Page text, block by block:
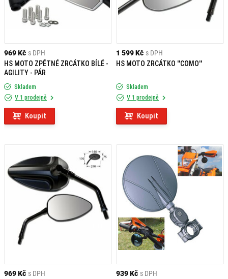
969 Kč s DPH
HS MOTO ZPĚTNÉ ZRCÁTKO BÍLÉ -
AGILITY - PÁR
Skladem
V 1 prodejně
Koupit
1 599 Kč s DPH
HS MOTO ZRCÁTKO ''COMO''
Skladem
V 1 prodejně
Koupit
969 Kč s DPH
939 Kč s DPH